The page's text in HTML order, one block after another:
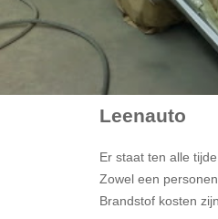
Leenauto
Er staat ten alle
Zowel een
Brandstof kosten